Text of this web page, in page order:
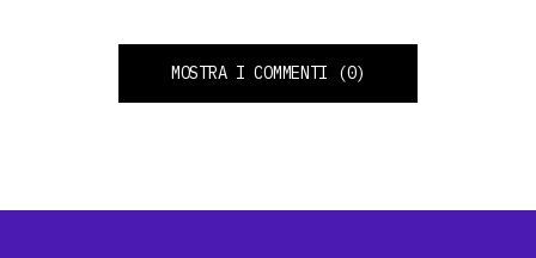
MOSTRA I COMMENTI (0)